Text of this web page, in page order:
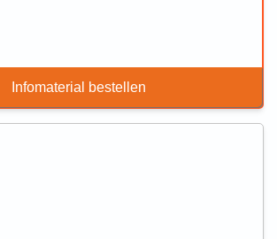
Infomaterial bestellen